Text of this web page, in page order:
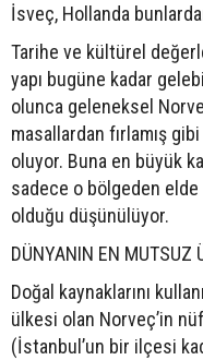
İsveç, Hollanda
Tarihe ve kültürel
yapı bugüne kadar
olunca geleneksel
masallardan fırlamış
oluyor. Buna en büyük
sadece o bölgeden
olduğu düşünülüyor.
DÜNYANIN EN MUTSUZ
Doğal kaynaklarını
ülkesi olan Norveç’in
(İstanbul’un bir ilçesi